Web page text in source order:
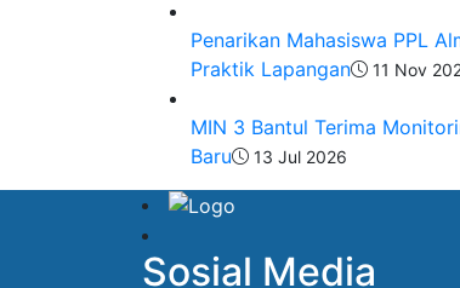
Penarikan Mahasiswa PPL
Praktik Lapangan
11 Nov
MIN 3 Bantul Terima
Baru
13 Jul 2026
Sosial Media